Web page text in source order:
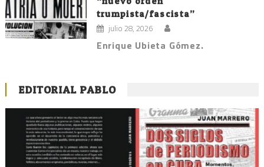
trumpista/fascista”
julio 28, 2026
Enrique Ubieta Gómez.
EDITORIAL PABLO